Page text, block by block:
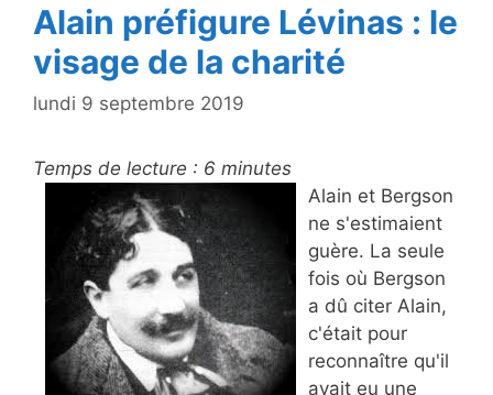
Alain préfigure Lévinas : le
visage de la charité
lundi 9 septembre 2019
Temps de lecture : 6 minutes
Alain et Bergson
ne s'estimaient
guère. La seule
fois où Bergson
a dû citer Alain,
c'était pour
reconnaître qu'il
avait eu une